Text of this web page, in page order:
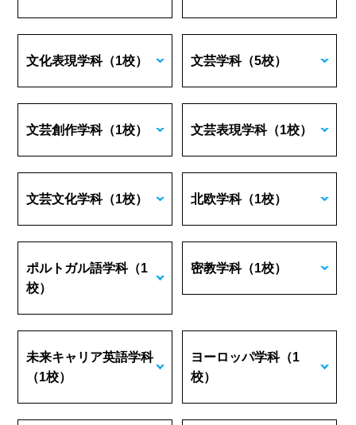
文化表現学科（1校） 文芸学科（5校）
文芸創作学科（1校） 文芸表現学科（1校）
文芸文化学科（1校） 北欧学科（1校）
ポルトガル語学科（1
校）
密教学科（1校）
未来キャリア英語学科
（1校）
ヨーロッパ学科（1
校）